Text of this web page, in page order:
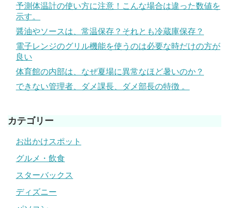
予測体温計の使い方に注意！こんな場合は違った数値を
示す。
醤油やソースは、常温保存？それとも冷蔵庫保存？
電子レンジのグリル機能を使うのは必要な時だけの方が
良い
体育館の内部は、なぜ夏場に異常なほど暑いのか？
できない管理者、ダメ課長、ダメ部長の特徴 。
カテゴリー
お出かけスポット
グルメ・飲食
スターバックス
ディズニー